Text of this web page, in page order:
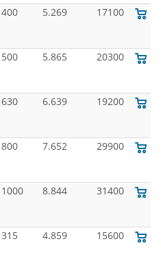
400 5.269 17100
500 5.865 20300
630 6.639 19200
800 7.652 29900
1000 8.844 31400
315 4.859 15600